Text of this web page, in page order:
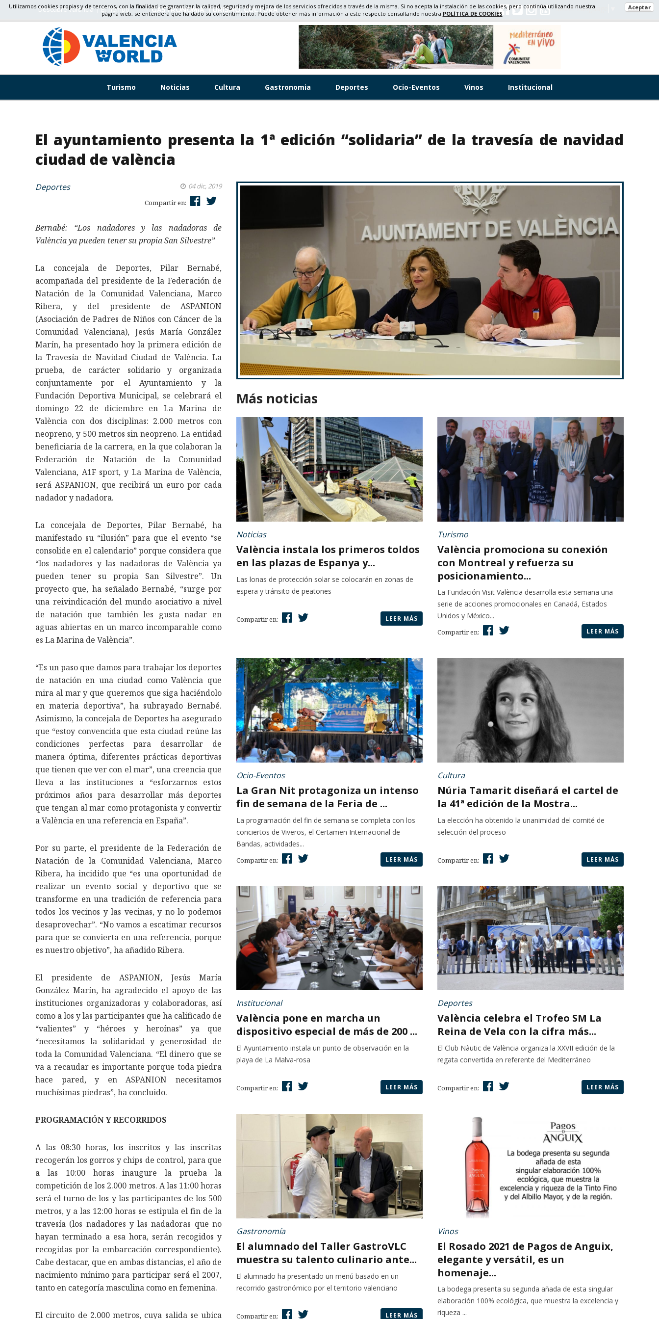
Descubre valencia El Tiempo GASTRONOMÍA, TURISMO, CULTURA Select Language
Turismo Noticias Cultura Gastronomia Deportes Ocio-Eventos Vinos Institucional
El ayuntamiento presenta la 1ª edición “solidaria” de la travesía de navidad
ciudad de valència
Deportes
04 dic, 2019
Compartir en:
Bernabé: “Los nadadores y las nadadoras de
València ya pueden tener su propia San Silvestre”
La concejala de Deportes, Pilar Bernabé,
acompañada del presidente de la Federación de
Natación de la Comunidad Valenciana, Marco
Ribera, y del presidente de ASPANION
(Asociación de Padres de Niños con Cáncer de la
Comunidad Valenciana), Jesús María González
Marín, ha presentado hoy la primera edición de
la Travesía de Navidad Ciudad de València. La
prueba, de carácter solidario y organizada
conjuntamente por el Ayuntamiento y la
Fundación Deportiva Municipal, se celebrará el
domingo 22 de diciembre en La Marina de
València con dos disciplinas: 2.000 metros con
neopreno, y 500 metros sin neopreno. La entidad
beneficiaria de la carrera, en la que colaboran la
Federación de Natación de la Comunidad
Valenciana, A1F sport, y La Marina de València,
será ASPANION, que recibirá un euro por cada
nadador y nadadora.
La concejala de Deportes, Pilar Bernabé, ha
manifestado su “ilusión” para que el evento “se
consolide en el calendario” porque considera que
“los nadadores y las nadadoras de València ya
pueden tener su propia San Silvestre”. Un
proyecto que, ha señalado Bernabé, “surge por
una reivindicación del mundo asociativo a nivel
de natación que también les gusta nadar en
aguas abiertas en un marco incomparable como
es La Marina de València”.
“Es un paso que damos para trabajar los deportes
de natación en una ciudad como València que
mira al mar y que queremos que siga haciéndolo
en materia deportiva”, ha subrayado Bernabé.
Asimismo, la concejala de Deportes ha asegurado
que “estoy convencida que esta ciudad reúne las
condiciones perfectas para desarrollar de
manera óptima, diferentes prácticas deportivas
que tienen que ver con el mar”, una creencia que
lleva a las instituciones a “esforzarnos estos
próximos años para desarrollar más deportes
que tengan al mar como protagonista y convertir
a València en una referencia en España”.
Por su parte, el presidente de la Federación de
Natación de la Comunidad Valenciana, Marco
Ribera, ha incidido que “es una oportunidad de
realizar un evento social y deportivo que se
transforme en una tradición de referencia para
todos los vecinos y las vecinas, y no lo podemos
desaprovechar”. “No vamos a escatimar recursos
para que se convierta en una referencia, porque
es nuestro objetivo”, ha añadido Ribera.
El presidente de ASPANION, Jesús María
González Marín, ha agradecido el apoyo de las
instituciones organizadoras y colaboradoras, así
como a los y las participantes que ha calificado de
“valientes” y “héroes y heroínas” ya que
“necesitamos la solidaridad y generosidad de
toda la Comunidad Valenciana. “El dinero que se
va a recaudar es importante porque toda piedra
hace pared, y en ASPANION necesitamos
muchísimas piedras”, ha concluido.
PROGRAMACIÓN Y RECORRIDOS
A las 08:30 horas, los inscritos y las inscritas
recogerán los gorros y chips de control, para que
a las 10:00 horas inaugure la prueba la
competición de los 2.000 metros. A las 11:00 horas
será el turno de los y las participantes de los 500
metros, y a las 12:00 horas se estipula el fin de la
travesía (los nadadores y las nadadoras que no
hayan terminado a esa hora, serán recogidos y
recogidas por la embarcación correspondiente).
Cabe destacar, que en ambas distancias, el año de
nacimiento mínimo para participar será el 2007,
tanto en categoría masculina como en femenina.
El circuito de 2.000 metros, cuya salida se ubica
Más noticias
Noticias
València instala los primeros toldos
en las plazas de Espanya y...
Las lonas de protección solar se colocarán en zonas de
espera y tránsito de peatones
Compartir en: LEER MÁS
Turismo
València promociona su conexión
con Montreal y refuerza su
posicionamiento...
La Fundación Visit València desarrolla esta semana una
serie de acciones promocionales en Canadá, Estados
Unidos y México...
Compartir en: LEER MÁS
Ocio-Eventos
La Gran Nit protagoniza un intenso
fin de semana de la Feria de ...
La programación del fin de semana se completa con los
conciertos de Viveros, el Certamen Internacional de
Bandas, actividades...
Compartir en: LEER MÁS
Cultura
Núria Tamarit diseñará el cartel de
la 41ª edición de la Mostra...
La elección ha obtenido la unanimidad del comité de
selección del proceso
Compartir en: LEER MÁS
Institucional
València pone en marcha un
dispositivo especial de más de 200 ...
El Ayuntamiento instala un punto de observación en la
playa de La Malva-rosa
Compartir en: LEER MÁS
Deportes
València celebra el Trofeo SM La
Reina de Vela con la cifra más...
El Club Nàutic de València organiza la XXVII edición de la
regata convertida en referente del Mediterráneo
Compartir en: LEER MÁS
Gastronomía
El alumnado del Taller GastroVLC
muestra su talento culinario ante...
El alumnado ha presentado un menú basado en un
recorrido gastronómico por el territorio valenciano
Compartir en: LEER MÁS
Vinos
El Rosado 2021 de Pagos de Anguix,
elegante y versátil, es un
homenaje...
La bodega presenta su segunda añada de esta singular
elaboración 100% ecológica, que muestra la excelencia y
riqueza ...
Utilizamos cookies propias y de terceros, con la finalidad de garantizar la calidad, seguridad y mejora de los servicios ofrecidos a través de la misma. Si no acepta la instalación de las cookies, pero continúa utilizando nuestra
página web, se entenderá que ha dado su consentimiento. Puede obtener más información a este respecto consultando nuestra POLÍTICA DE COOKIES
Aceptar